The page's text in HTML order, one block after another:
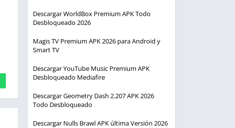
Descargar WorldBox Premium APK Todo
Desbloqueado 2026
Magis TV Premium APK 2026 para Android y
Smart TV
Descargar YouTube Music Premium APK
Desbloqueado Mediafire
Descargar Geometry Dash 2.207 APK 2026
Todo Desbloqueado
Descargar Nulls Brawl APK última Versión 2026